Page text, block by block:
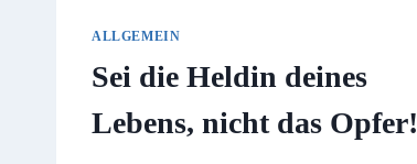
ALLGEMEIN
Sei die Heldin deines
Lebens, nicht das Opfer!